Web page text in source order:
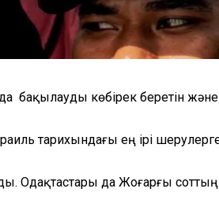
бақылауды көбірек беретін
тарихындағы ең ірі
Одақтастары да Жоғарғы